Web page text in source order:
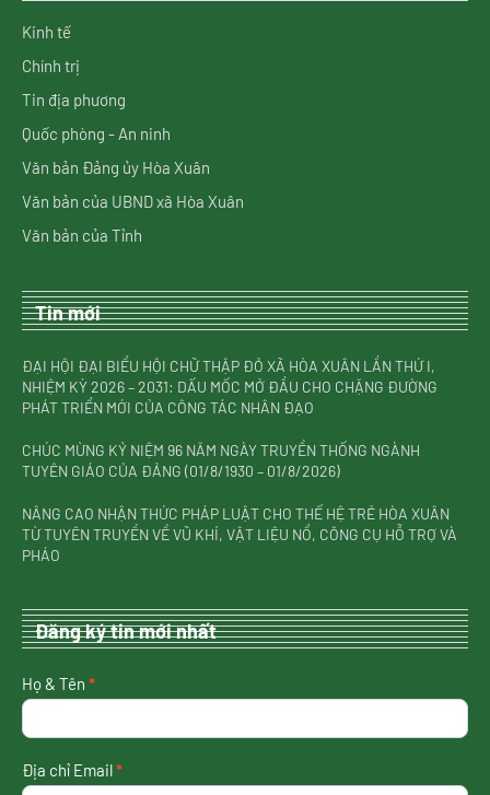
Kinh tế
Chính trị
Tin địa phương
Quốc phòng - An ninh
Văn bản Đảng ủy Hòa Xuân
Văn bản của UBND xã Hòa Xuân
Văn bản của Tỉnh
Tin mới
ĐẠI HỘI ĐẠI BIỂU HỘI CHỮ THẬP ĐỎ XÃ HÒA XUÂN LẦN THỨ I,
NHIỆM KỲ 2026 – 2031: DẤU MỐC MỞ ĐẦU CHO CHẶNG ĐƯỜNG
PHÁT TRIỂN MỚI CỦA CÔNG TÁC NHÂN ĐẠO
CHÚC MỪNG KỶ NIỆM 96 NĂM NGÀY TRUYỀN THỐNG NGÀNH
TUYÊN GIÁO CỦA ĐẢNG (01/8/1930 – 01/8/2026)
NÂNG CAO NHẬN THỨC PHÁP LUẬT CHO THẾ HỆ TRẺ HÒA XUÂN
TỪ TUYÊN TRUYỀN VỀ VŨ KHÍ, VẬT LIỆU NỔ, CÔNG CỤ HỖ TRỢ VÀ
PHÁO
Đăng ký tin mới nhất
nhận
tin
nhất
Họ & Tên *
Địa chỉ Email*